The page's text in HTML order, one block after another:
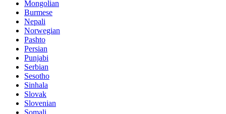
Mongolian
Burmese
Nepali
Norwegian
Pashto
Persian
Punjabi
Serbian
Sesotho
Sinhala
Slovak
Slovenian